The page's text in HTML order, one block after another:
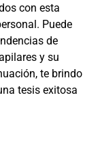
con esta
Puede
de
y su
te brindo
tesis exitosa